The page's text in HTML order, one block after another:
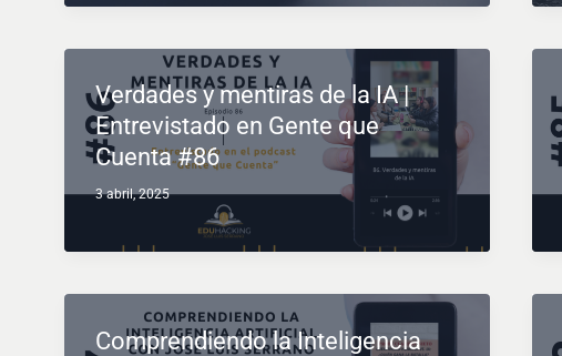
Verdades y mentiras de la IA |
Entrevistado en Gente que
Cuenta #86
3 abril, 2025
Comprendiendo la Inteligencia